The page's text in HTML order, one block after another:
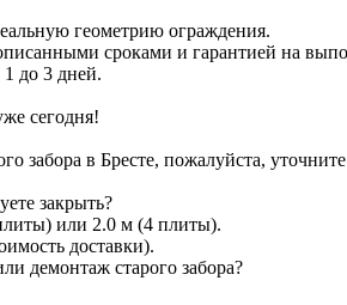
геометрию ограждения.
сроками и гарантией на
1 до 3 дней.
сегодня!
забора в Бресте, пожалуйста,
закрыть?
или 2.0 м (4 плиты).
доставки).
демонтаж старого забора?